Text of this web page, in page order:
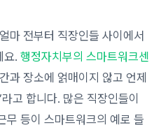
전부터 직장인들 사이에서
요.행정자치부의 스마트워크센
과 장소에 얽매이지 않고 언제
고 합니다. 많은 직장인들이
무 등이 스마트워크의 예로 들